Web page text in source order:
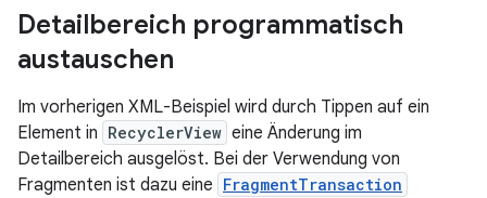
Detailbereich programmatisch
austauschen
Im vorherigen XML-Beispiel wird durch Tippen auf ein
Element in RecyclerView eine Änderung im
Detailbereich ausgelöst. Bei der Verwendung von
Fragmenten ist dazu eine FragmentTransaction